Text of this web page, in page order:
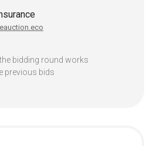
bidding round works
previous bids